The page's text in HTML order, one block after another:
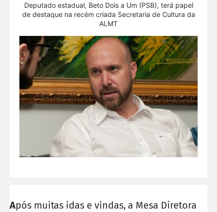
Deputado estadual, Beto Dois a Um (PSB), terá papel
de destaque na recém criada Secretaria de Cultura da
ALMT
Após muitas idas e vindas, a Mesa Diretora